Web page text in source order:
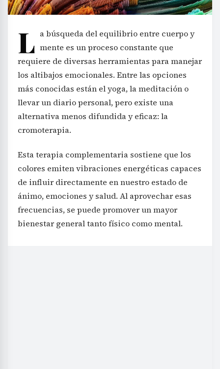
L a búsqueda del equilibrio entre cuerpo y
mente es un proceso constante que
requiere de diversas herramientas para manejar
los altibajos emocionales. Entre las opciones
más conocidas están el yoga, la meditación o
llevar un diario personal, pero existe una
alternativa menos difundida y eficaz: la
cromoterapia.
Esta terapia complementaria sostiene que los
colores emiten vibraciones energéticas capaces
de influir directamente en nuestro estado de
ánimo, emociones y salud. Al aprovechar esas
frecuencias, se puede promover un mayor
bienestar general tanto físico como mental.